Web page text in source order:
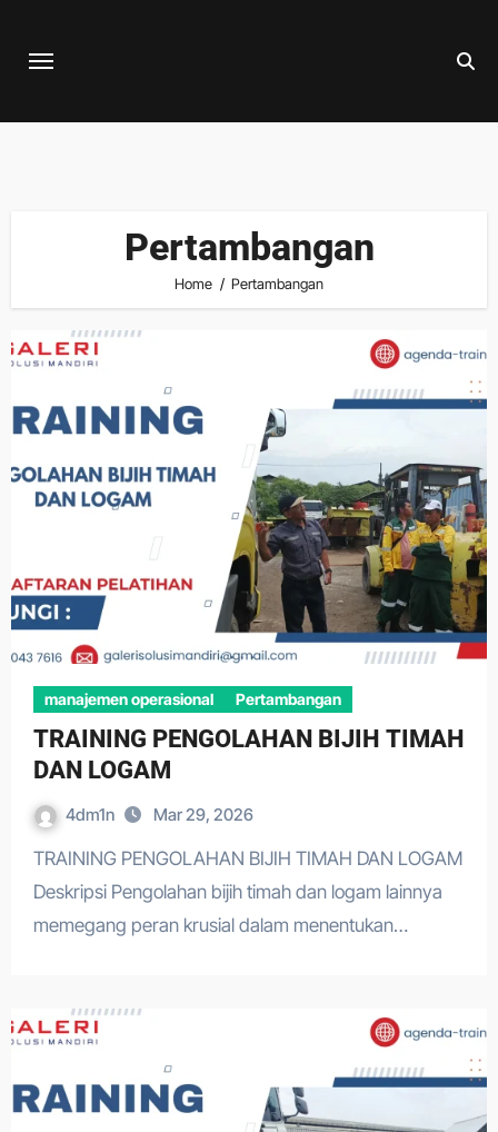
Pertambangan
Home Pertambangan
manajemen operasional Pertambangan
TRAINING PENGOLAHAN BIJIH TIMAH
DAN LOGAM
4dm1n Mar 29, 2026
TRAINING PENGOLAHAN BIJIH TIMAH DAN LOGAM
Deskripsi Pengolahan bijih timah dan logam lainnya
memegang peran krusial dalam menentukan…